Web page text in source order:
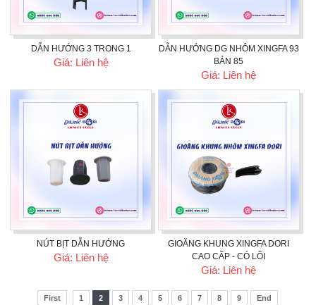
DẪN HƯỚNG 3 TRONG 1
Giá: Liên hệ
DẪN HƯỚNG DG NHÔM XINGFA 93
BẢN 85
Giá: Liên hệ
NÚT BỊT DẪN HƯỚNG
Giá: Liên hệ
GIOĂNG KHUNG XINGFA DORI
CAO CẤP - CÓ LÕI
Giá: Liên hệ
First 1 2 3 4 5 6 7 8 9 End